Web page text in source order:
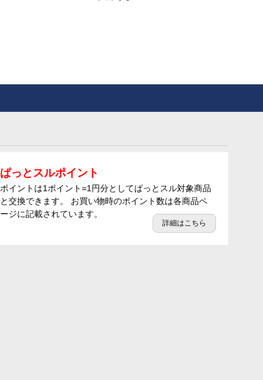
ぱっとスルポイント
ポイントは1ポイント=1円分としてぱっとスル対象商品
と交換できます。 お買い物時のポイント数は各商品ペ
ージに記載されています。
詳細はこちら